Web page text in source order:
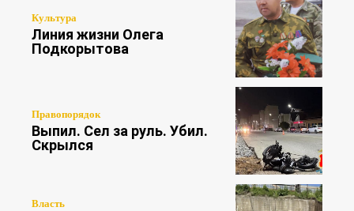
Культура
Линия жизни Олега
Подкорытова
Правопорядок
Выпил. Сел за руль. Убил.
Скрылся
Власть